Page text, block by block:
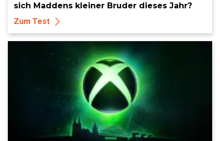
sich Maddens kleiner Bruder dieses Jahr?
Zum Test